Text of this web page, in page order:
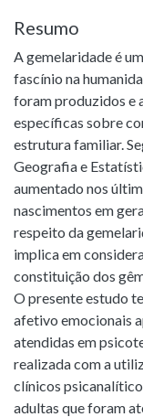
Resumo
A gemelaridade é
fascínio na
foram produzidos e
específicas sobre
estrutura familiar.
Geografia e
aumentado nos
nascimentos em
respeito da
implica em
constituição dos
O presente estudo
afetivo emocionais
atendidas em
realizada com a
clínicos
adultas que foram